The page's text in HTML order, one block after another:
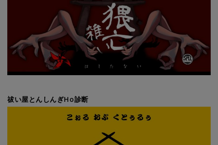
祓い屋とんしんぎHo診断